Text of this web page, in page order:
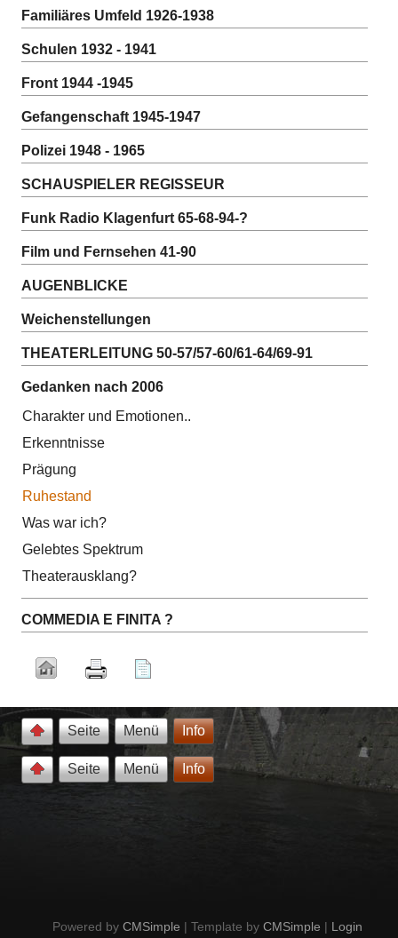
Familiäres Umfeld 1926-1938
Schulen 1932 - 1941
Front 1944 -1945
Gefangenschaft 1945-1947
Polizei 1948 - 1965
SCHAUSPIELER REGISSEUR
Funk Radio Klagenfurt 65-68-94-?
Film und Fernsehen 41-90
AUGENBLICKE
Weichenstellungen
THEATERLEITUNG 50-57/57-60/61-64/69-91
Gedanken nach 2006
Charakter und Emotionen..
Erkenntnisse
Prägung
Ruhestand
Was war ich?
Gelebtes Spektrum
Theaterausklang?
COMMEDIA E FINITA ?
Seite Menü Info
Seite Menü Info
Powered by CMSimple | Template by CMSimple | Login